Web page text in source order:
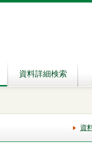
資料詳細検索
資